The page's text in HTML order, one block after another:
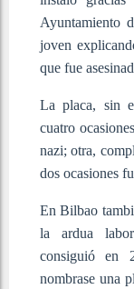
Ayuntamiento
joven
que fue
La placa, sin
cuatro
nazi; otra,
dos ocasiones
En Bilbao
la ardua
consiguió en
nombrase una